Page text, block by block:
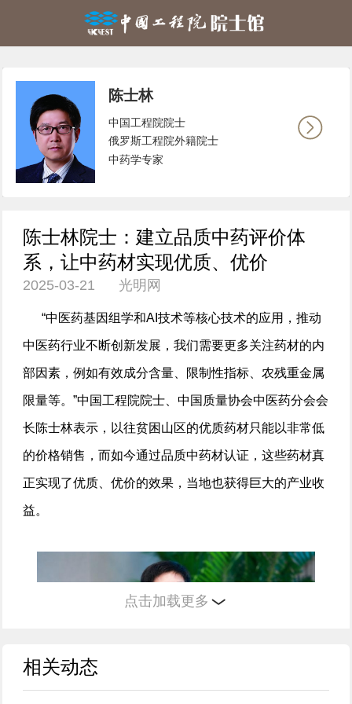
陈士林
中国工程院院士
俄罗斯工程院外籍院士
中药学专家
陈士林院士：建立品质中药评价体
系，让中药材实现优质、优价
2025-03-21 光明网
“中医药基因组学和AI技术等核心技术的应用，推动
中医药行业不断创新发展，我们需要更多关注药材的内
部因素，例如有效成分含量、限制性指标、农残重金属
限量等。”中国工程院院士、中国质量协会中医药分会会
长陈士林表示，以往贫困山区的优质药材只能以非常低
的价格销售，而如今通过品质中药材认证，这些药材真
正实现了优质、优价的效果，当地也获得巨大的产业收
益。
点击加载更多
相关动态